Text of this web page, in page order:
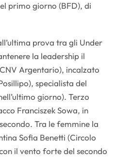
primo giorno (BFD), di
prova tra gli Under
la leadership il
Argentario), incalzato
specialista del
giorno). Terzo
Franciszek Sowa, in
Tra le femmine la
Sofia Benetti (Circolo
il vento forte del secondo